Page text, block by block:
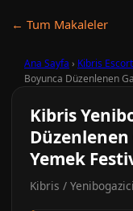
← Tum Makaleler
Ana Sayfa › Kibris Escort
Boyunca Düzenlenen
Kibris
Yemek
Kibris / Yenibogazici